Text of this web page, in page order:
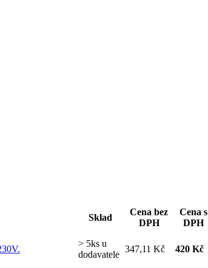
Sklad
Cena bez
DPH
Cena s
DPH
> 5ks u
dodavatele
347,11 Kč 420 Kč